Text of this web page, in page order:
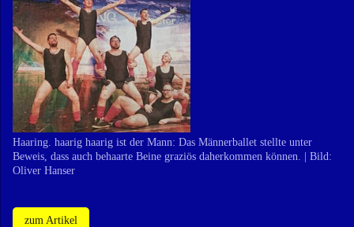
Haaring. haarig haarig ist der Mann: Das Männerballet stellte unter
Beweis, dass auch behaarte Beine graziös daherkommen können. | Bild:
Oliver Hanser
zum Artikel